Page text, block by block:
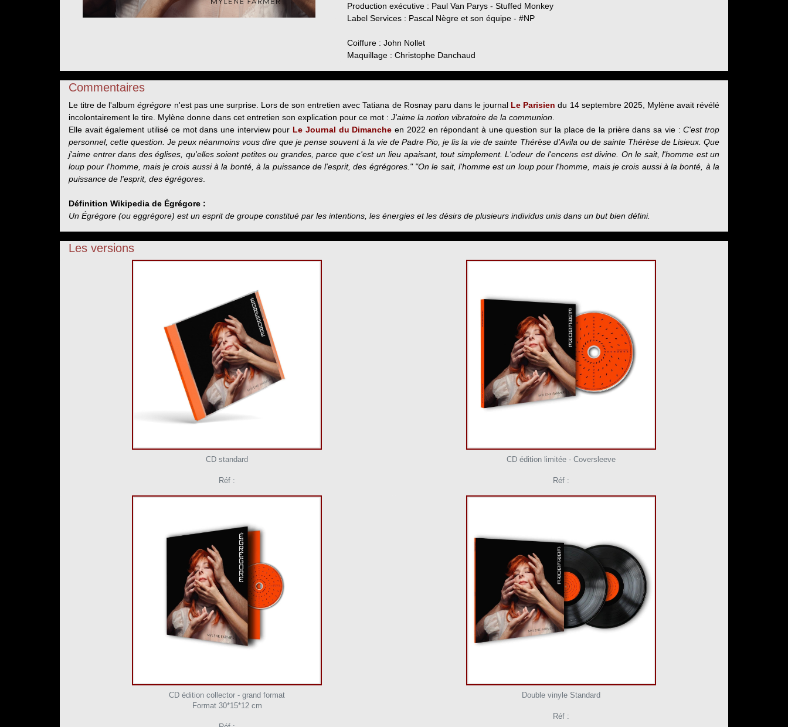
Production exécutive : Paul Van Parys - Stuffed Monkey
Label Services : Pascal Nègre et son équipe - #NP
Coiffure : John Nollet
Maquillage : Christophe Danchaud
Commentaires
Le titre de l'albumégrégore n'est pas une surprise. Lors de son entretien avec Tatiana de Rosnay paru dans le journal Le Parisien du 14 septembre 2025, Mylène avait révélé
incolontairement le tire. Mylène donne dans cet entretien son explication pour ce mot : J'aime la notion vibratoire de la communion
Elle avait également utilisé ce mot dans une interview pour Le Journal du Dimanche en 2022 en répondant à une question sur la place de la prière dans sa vie :C'est trop
personnel, cette question. Je peux néanmoins vous dire que je pense souvent à la vie de Padre Pio, je lis la vie de sainte Thérèse d'Avila ou de sainte Thérèse de Lisieux. Que
j'aime entrer dans des églises, qu'elles soient petites ou grandes, parce que c'est un lieu apaisant, tout simplement. L'odeur de l'encens est divine. On le sait, l'homme est un
loup pour l'homme, mais je crois aussi à la bonté, à la puissance de l'esprit, des égrégores." "On le sait, l'homme est un loup pour l'homme, mais je crois aussi à la bonté, à la
puissance de l'esprit, des égrégores
Définition Wikipedia de Égrégore :
Un Égrégore (ou eggrégore) est un esprit de groupe constitué par les intentions, les énergies et les désirs de plusieurs individus unis dans un but bien défini.
Les versions
CD standard
Réf :
CD édition limitée - Coversleeve
Réf :
CD édition collector - grand format
Format 30*15*12 cm
Double vinyle Standard
Réf :